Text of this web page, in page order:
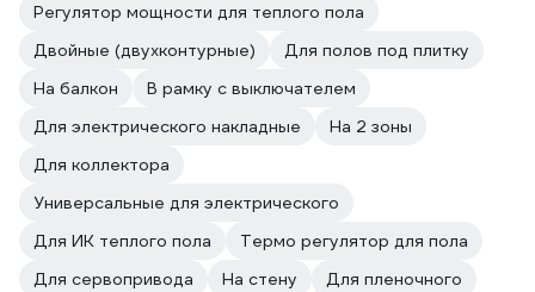
Регулятор мощности для теплого пола
Двойные (двухконтурные)
Для полов под плитку
На балкон
В рамку с выключателем
Для электрического накладные
На 2 зоны
Для коллектора
Универсальные для электрического
Для ИК теплого пола
Термо регулятор для пола
Для сервопривода
На стену
Для пленочного